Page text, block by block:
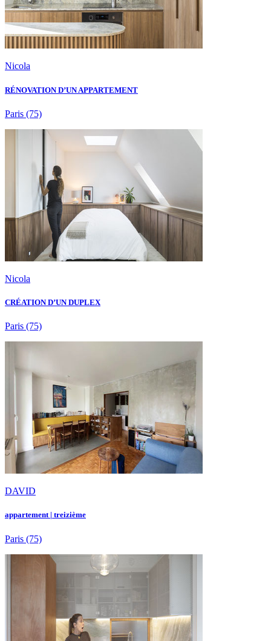
Nicola
RÉNOVATION D’UN APPARTEMENT
Paris (75)
Nicola
CRÉATION D’UN DUPLEX
Paris (75)
DAVID
appartement | treizième
Paris (75)